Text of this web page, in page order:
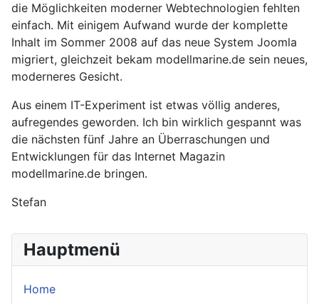
Hauptmenü
Home
die Möglichkeiten moderner Webtechnologien fehlten
einfach. Mit einigem Aufwand wurde der komplette
Inhalt im Sommer 2008 auf das neue System Joomla
migriert, gleichzeit bekam modellmarine.de sein neues,
moderneres Gesicht.
Aus einem IT-Experiment ist etwas völlig anderes,
aufregendes geworden. Ich bin wirklich gespannt was
die nächsten fünf Jahre an Überraschungen und
Entwicklungen für das Internet Magazin
modellmarine.de bringen.
Stefan